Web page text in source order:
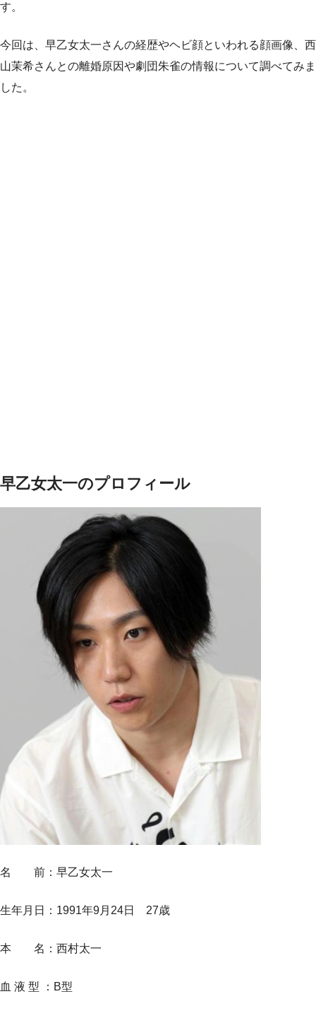
す。
今回は、早乙女太一さんの経歴やヘビ顔といわれる顔画像、西
山茉希さんとの離婚原因や劇団朱雀の情報について調べてみま
した。
早乙女太一のプロフィール
名 前：早乙女太一
生年月日：1991年9月24日 27歳
本 名：西村太一
血 液 型 ：B型